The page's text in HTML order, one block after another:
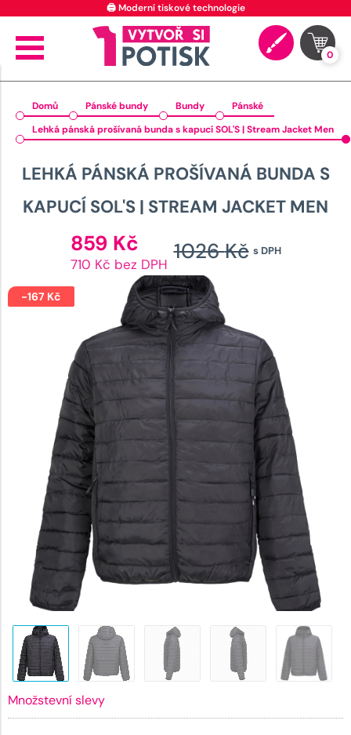
0
Domů Pánské bundy Bundy
Pánské
Lehká pánská prošívaná bunda s kapucí SOL'S | Stream Jacket Men
LEHKÁ PÁNSKÁ PROŠÍVANÁ BUNDA S
KAPUCÍ SOL'S | STREAM JACKET MEN
s DPH
1026Kč
859 Kč cena
je:
859 Kč.
710 Kč bez DPH
-167 Kč
Množstevní slevy